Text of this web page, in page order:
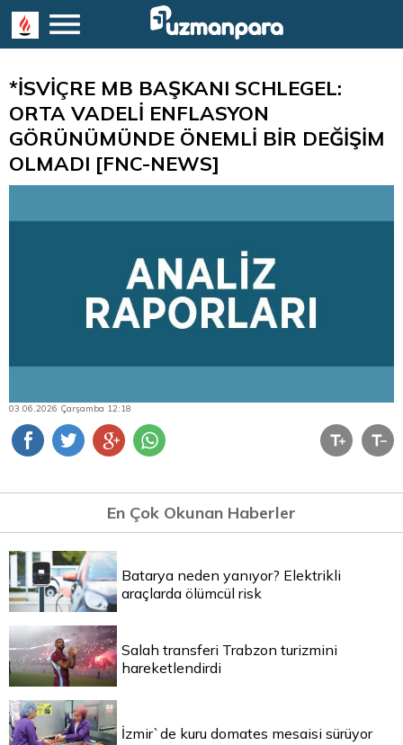
*İSVİÇRE MB BAŞKANI SCHLEGEL:
ORTA VADELİ ENFLASYON
GÖRÜNÜMÜNDE ÖNEMLİ BİR DEĞİŞİM
OLMADI [FNC-NEWS]
03.06.2026 Çarşamba 12:18
En Çok Okunan Haberler
Batarya neden yanıyor? Elektrikli
araçlarda ölümcül risk
Salah transferi Trabzon turizmini
hareketlendirdi
İzmir`de kuru domates mesaisi sürüyor